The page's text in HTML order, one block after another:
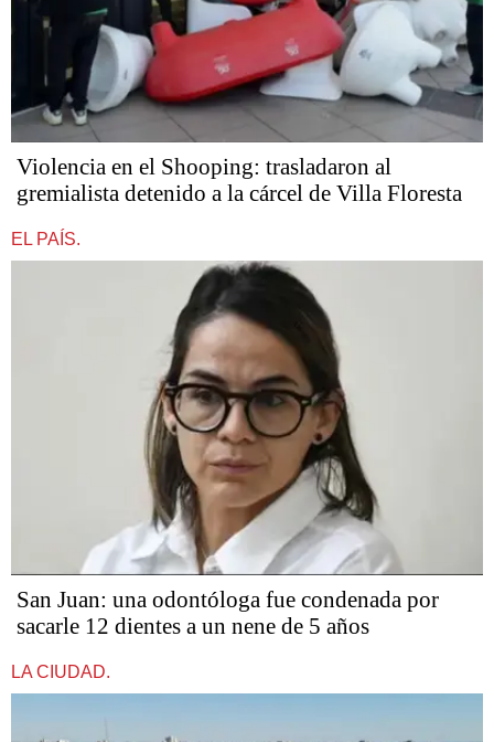
Violencia en el Shooping: trasladaron al
gremialista detenido a la cárcel de Villa Floresta
EL PAÍS.
San Juan: una odontóloga fue condenada por
sacarle 12 dientes a un nene de 5 años
LA CIUDAD.